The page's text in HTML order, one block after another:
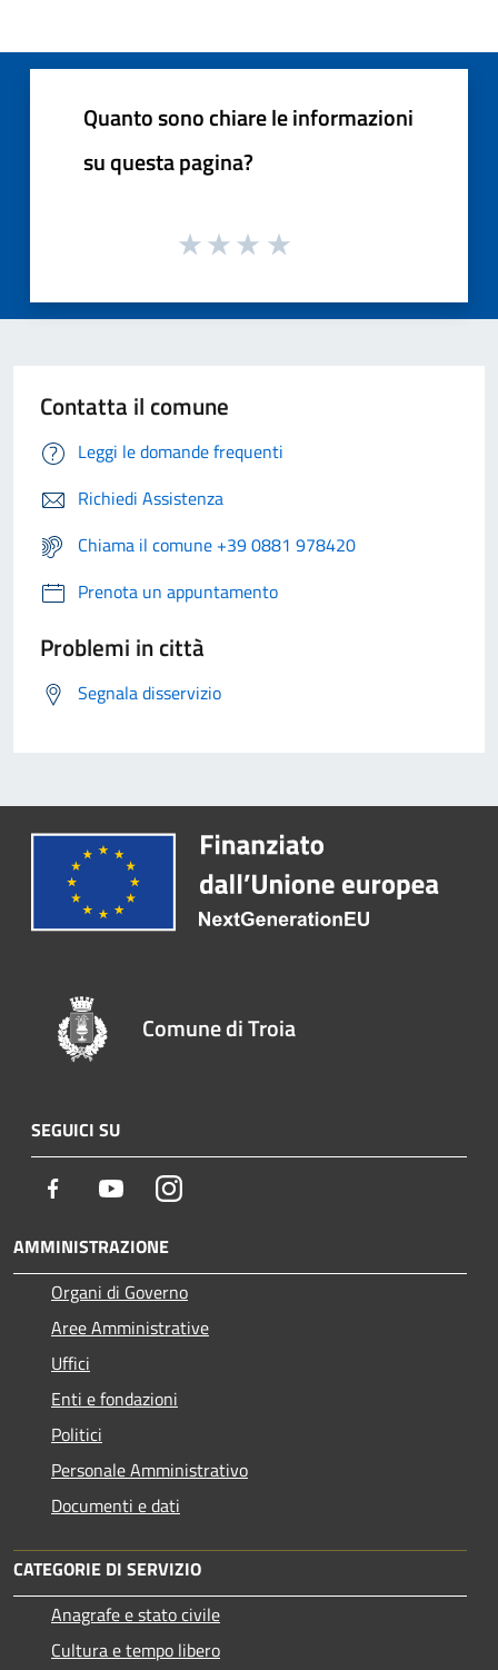
Quanto sono chiare le informazioni
su questa pagina?
Contatta il comune
Leggi le domande frequenti
Richiedi Assistenza
Chiama il comune +39 0881 978420
Prenota un appuntamento
Problemi in città
Segnala disservizio
Comune di Troia
SEGUICI SU
Facebook YoutubeInstagram
AMMINISTRAZIONE
Organi di Governo
Aree Amministrative
Uffici
Enti e fondazioni
Politici
Personale Amministrativo
Documenti e dati
CATEGORIE DI SERVIZIO
Anagrafe e stato civile
Cultura e tempo libero